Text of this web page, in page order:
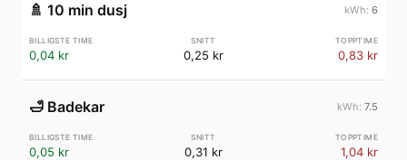
🚿 10 min dusj 6
0,04 kr 0,25 kr 0,83 kr
🛁 Badekar 7.5
0,05 kr 0,31 kr 1,04 kr